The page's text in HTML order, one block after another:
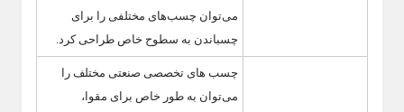
می‌توان چسب‌های مختلفی را برای
چسباندن به سطوح خاص طراحی کرد.
چسب های تخصصی صنعتی مختلف را
می‌توان به طور خاص برای مقوا،